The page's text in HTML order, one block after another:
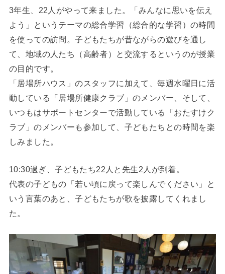
3年生、22人がやって来ました。「みんなに思いを伝え
よう」というテーマの総合学習（総合的な学習）の時間
を使っての訪問。子どもたちが昔ながらの遊びを通し
て、地域の人たち（高齢者）と交流するというのが授業
の目的です。
「居場所ハウス」のスタッフに加えて、毎週水曜日に活
動している「居場所健康クラブ」のメンバー、そして、
いつもはサポートセンターで活動している「おたすけク
ラブ」のメンバーも参加して、子どもたちとの時間を楽
しみました。
10:30過ぎ、子どもたち22人と先生2人が到着。
代表の子どもの「若い頃に戻って楽しんでください」と
いう言葉のあと、子どもたちが歌を披露してくれまし
た。